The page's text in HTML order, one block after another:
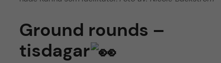
Ground rounds –
tisdagar